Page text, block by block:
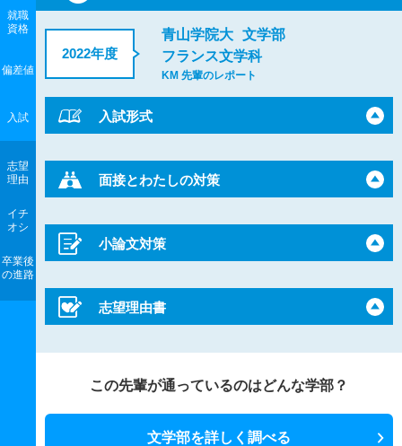
就職
資格
偏差値
入試
志望
理由
イチ
オシ
卒業後
の進路
2022年度
青山学院大 文学部
フランス文学科
KM 先輩のレポート
入試形式
面接とわたしの対策
小論文対策
志望理由書
この先輩が通っているのはどんな学部？
文学部を詳しく調べる